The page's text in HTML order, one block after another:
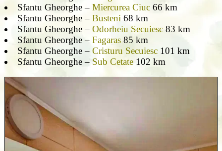
Sfantu Gheorghe – Miercurea Ciuc66 km
Sfantu Gheorghe – Busteni 68 km
Sfantu Gheorghe – Odorheiu Secuiesc83 km
Sfantu Gheorghe – Fagaras85 km
Sfantu Gheorghe – Cristuru Secuiesc101 km
Sfantu Gheorghe – Sub Cetate102 km